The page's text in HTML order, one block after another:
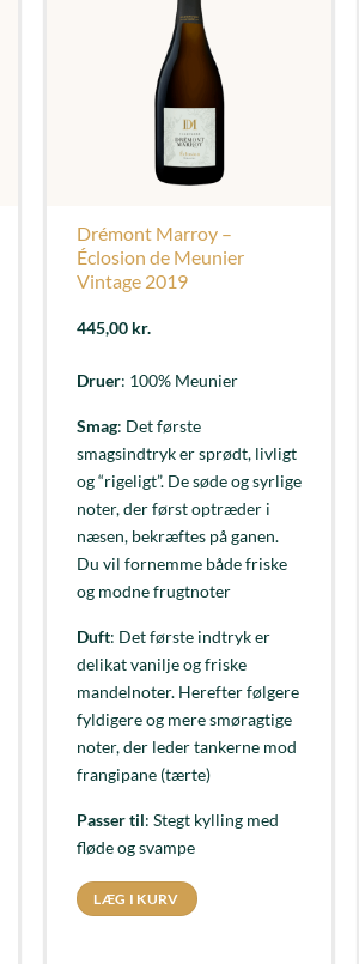
Drémont Marroy –
Éclosion de Meunier
Vintage 2019
445,00 kr.
Druer: 100% Meunier
Smag: Det første
smagsindtryk er sprødt, livligt
og “rigeligt”. De søde og syrlige
noter, der først optræder i
næsen, bekræftes på ganen.
Du vil fornemme både friske
og modne frugtnoter
Duft: Det første indtryk er
delikat vanilje og friske
mandelnoter. Herefter følgere
fyldigere og mere smøragtige
noter, der leder tankerne mod
frangipane (tærte)
Passer til: Stegt kylling med
fløde og svampe
LÆG I KURV